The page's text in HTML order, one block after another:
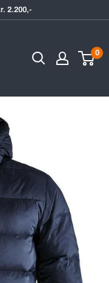
2.200,-
0